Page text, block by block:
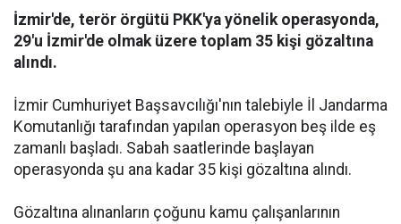
İzmir'de, terör örgütü PKK'ya yönelik operasyonda,
29'u İzmir'de olmak üzere toplam 35 kişi gözaltına
alındı.
İzmir Cumhuriyet Başsavcılığı'nın talebiyle İl Jandarma
Komutanlığı tarafından yapılan operasyon beş ilde eş
zamanlı başladı. Sabah saatlerinde başlayan
operasyonda şu ana kadar 35 kişi gözaltına alındı.
Gözaltına alınanların çoğunu kamu çalışanlarının